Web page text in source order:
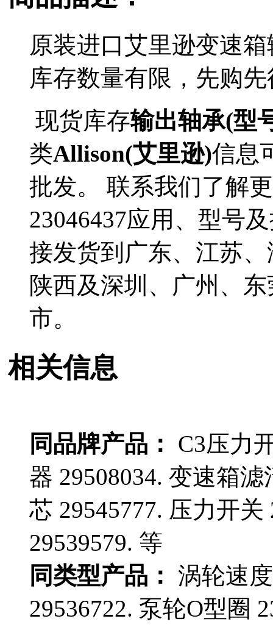
原装进口艾里逊变速
库存数量有限，先购
现货库存输出轴承(型
类Allison(艾里逊)信息
批发。 联系我们了解
23046437应用、型号
接发货到广东、江苏
陕西及深圳、广州、
市。
相关信息
同品牌产品：
C3压力
器 29508034. 变速箱
芯 29545777. 压力开
29539579. 等
同类型产品： 涡轮速
29536722. 泵轮O型圈